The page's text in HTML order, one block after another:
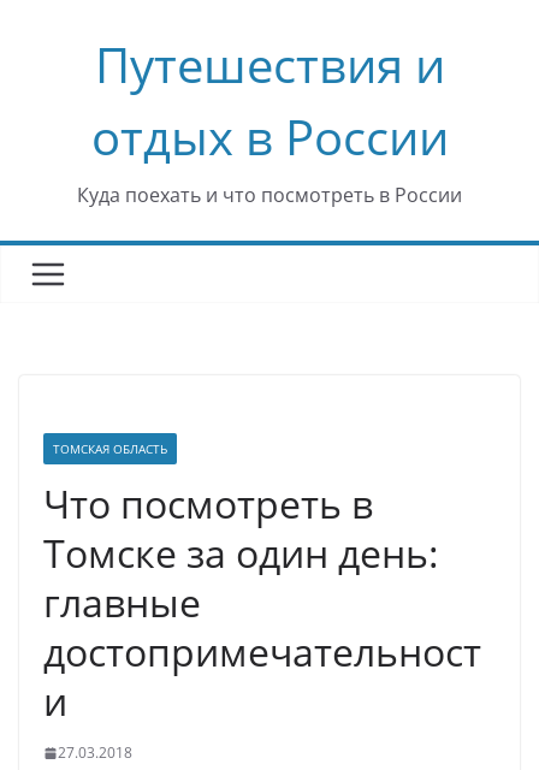
содержимомуПутешествия и
отдых в России
Куда поехать и что посмотреть в России
ТОМСКАЯ ОБЛАСТЬ
Что посмотреть в
Томске за один день:
главные
достопримечательност
и
27.03.2018